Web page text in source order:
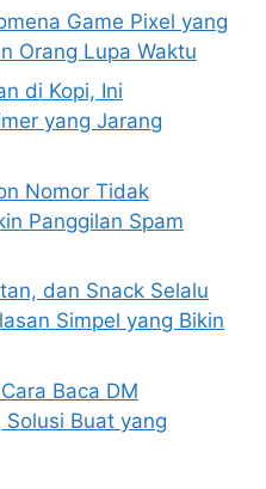
Game Pixel yang
Orang Lupa Waktu
di Kopi, Ini
yang Jarang
Nomor Tidak
Panggilan Spam
dan Snack Selalu
Simpel yang Bikin
Baca DM
Solusi Buat yang